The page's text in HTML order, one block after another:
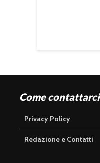
Come contattarci
Privacy Policy
Redazione e Contatti